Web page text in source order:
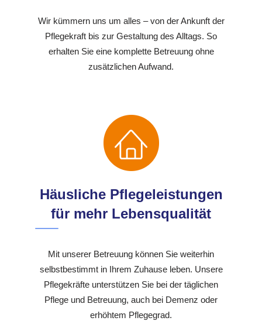
Wir kümmern uns um alles – von der Ankunft der
Pflegekraft bis zur Gestaltung des Alltags. So
erhalten Sie eine komplette Betreuung ohne
zusätzlichen Aufwand.
Häusliche Pflegeleistungen
für mehr Lebensqualität
Mit unserer Betreuung können Sie weiterhin
selbstbestimmt in Ihrem Zuhause leben. Unsere
Pflegekräfte unterstützen Sie bei der täglichen
Pflege und Betreuung, auch bei Demenz oder
erhöhtem Pflegegrad.